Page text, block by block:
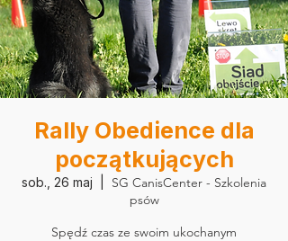
Rally Obedience dla
początkujących
sob., 26 maj
SG CanisCenter - Szkolenia
psów
Spędź czas ze swoim ukochanym